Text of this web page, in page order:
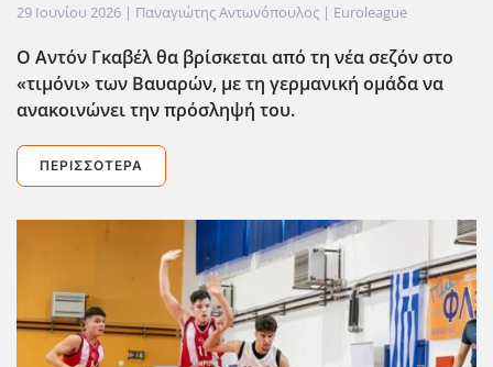
29 Ιουνίου 2026 | Παναγιώτης Αντωνόπουλος | Euroleague
Ο Αντόν Γκαβέλ θα βρίσκεται από τη νέα σεζόν στο
«τιμόνι» των Βαυαρών, με τη γερμανική ομάδα να
ανακοινώνει την πρόσληψή του.
ΠΕΡΙΣΣΌΤΕΡΑ